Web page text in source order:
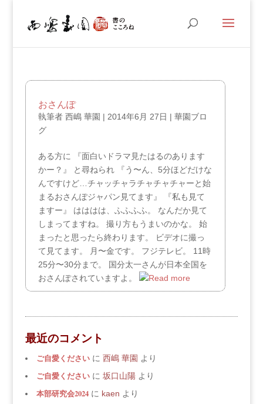
おさんぽ
執筆者 西嶋 華園 | 2014年6月 27日 | 華園ブロ
グ
ある方に 『面白いドラマ見たはるのあります
かー？』 と尋ねられ 『う〜ん、5分ほどだけな
んですけど…チャッチャラチャチャチャーと始
まるおさんぽジャパン見てます』 『私も見て
ますー』 はははは、ふふふふ。 なんだか見て
しまってますね。 撮り方もうまいのかな。 始
まったと思ったら終わります。 ビデオに撮っ
て見てます。 月〜金です。 フジテレビ。 11時
25分〜30分まで。 国分太一さんが日本全国を
おさんぽされていますよ。
最近のコメント
ご自愛くださいに 西嶋 華園 より
ご自愛くださいに 坂口山陽より
本部研究会2024に kaen より